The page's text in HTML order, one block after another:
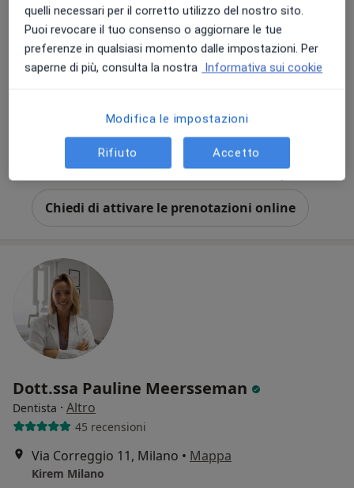
Dott. Alessandro Sorrenti
Dentista ·Altro
76 recensioni
Studio San Damiano
Prima visita dentistica
Prezzo non disponibile
Chiedi di attivare le prenotazioni online
Dott.ssa Pauline Meersseman
Dentista · Altro
45 recensioni
Via Correggio 11, Milano • Mappa
Kirem Milano
quelli necessari per il corretto utilizzo del nostro sito.
Puoi revocare il tuo consenso o aggiornare le tue
preferenze in qualsiasi momento dalle impostazioni. Per
saperne di più, consulta la nostra Informativa sui cookie
Modifica le impostazioni
Rifiuto Accetto